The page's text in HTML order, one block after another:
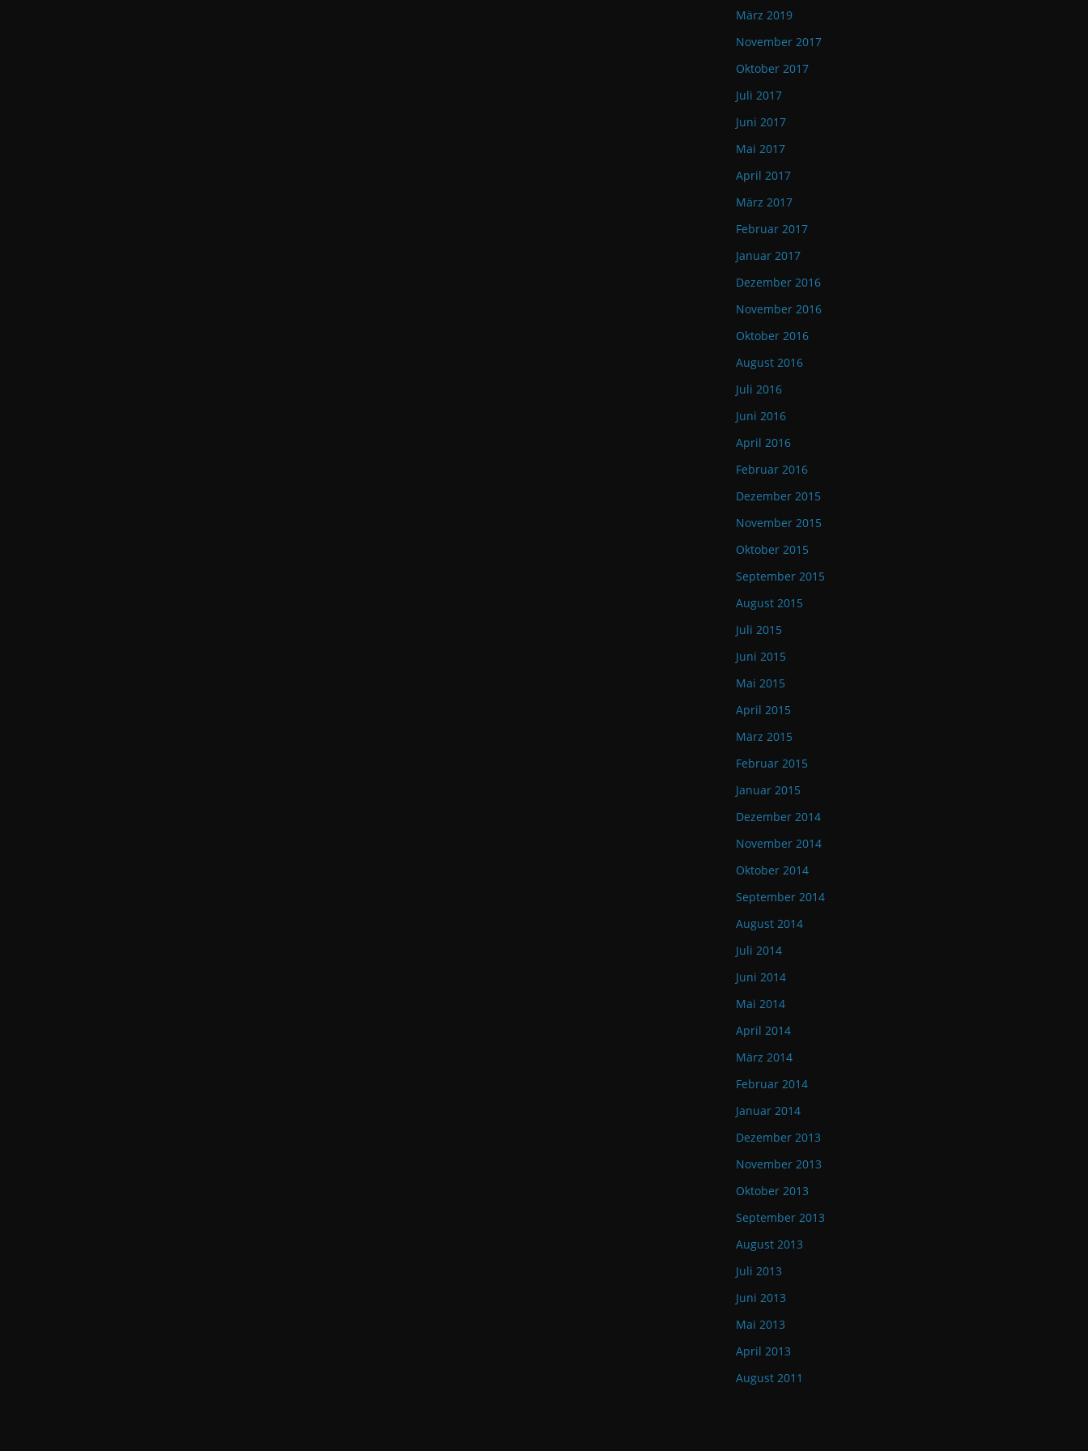
März 2019
November 2017
Oktober 2017
Juli 2017
Juni 2017
Mai 2017
April 2017
März 2017
Februar 2017
Januar 2017
Dezember 2016
November 2016
Oktober 2016
August 2016
Juli 2016
Juni 2016
April 2016
Februar 2016
Dezember 2015
November 2015
Oktober 2015
September 2015
August 2015
Juli 2015
Juni 2015
Mai 2015
April 2015
März 2015
Februar 2015
Januar 2015
Dezember 2014
November 2014
Oktober 2014
September 2014
August 2014
Juli 2014
Juni 2014
Mai 2014
April 2014
März 2014
Februar 2014
Januar 2014
Dezember 2013
November 2013
Oktober 2013
September 2013
August 2013
Juli 2013
Juni 2013
Mai 2013
April 2013
August 2011